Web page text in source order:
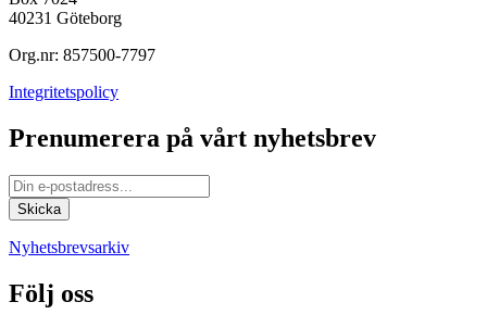
40231 Göteborg
Org.nr: 857500-7797
Integritetspolicy
Prenumerera på vårt nyhetsbrev
Nyhetsbrevsarkiv
Följ oss